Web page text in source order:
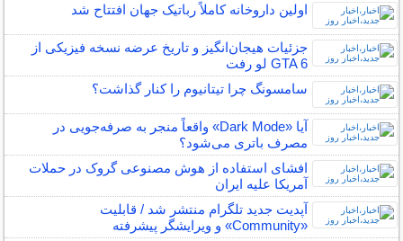
اولین داروخانه کاملاً رباتیک جهان افتتاح شد
جزئیات هیجان‌انگیز و تاریخ عرضه نسخه فیزیکی از
GTA 6 لو رفت
سامسونگ چرا تیتانیوم را کنار گذاشت؟
آیا «Dark Mode» واقعاً منجر به صرفه‌جویی در
مصرف باتری می‌شود؟
افشای استفاده از هوش مصنوعی گروک در حملات
آمریکا علیه ایران
آپدیت جدید تلگرام منتشر شد / قابلیت
«Community» و ویرایشگر پیشرفته